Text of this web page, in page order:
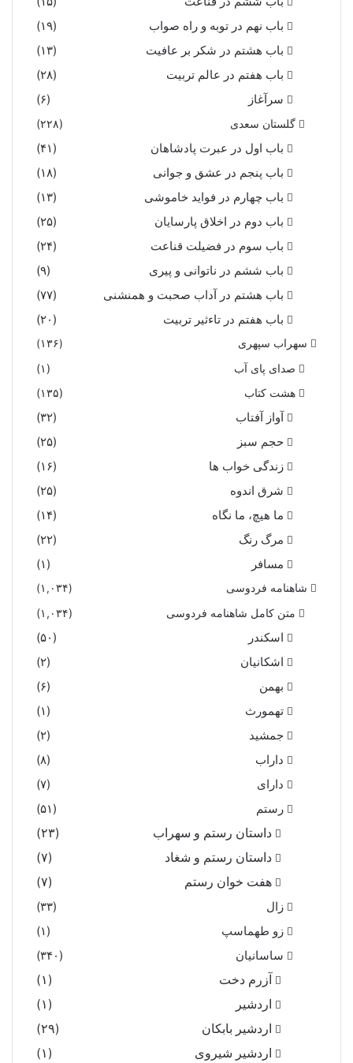
باب نهم در توبه و راه صواب
(۱۹)
باب هشتم در شکر بر عافیت
(۱۳)
باب هفتم در عالم تربیت
(۲۸)
سرآغاز
(۶)
گلستان سعدی (۲۲۸)
باب اول در عبرت پادشاهان
(۴۱)
باب پنجم در عشق و جوانى
(۱۸)
باب چهارم در فواید خاموشى
(۱۳)
باب دوم در اخلاق پارسایان
(۲۵)
باب سوم در فضیلت قناعت
(۲۴)
باب ششم در ناتوانى و پیرى
(۹)
باب هشتم در آداب صحبت و همنشنى
(۷۷)
باب هفتم در تاءثیر تربیت
(۲۰)
سهراب سپهری (۱۳۶)
صدای پای آب
(۱)
هشت کتاب
(۱۳۵)
آواز آفتاب
(۳۲)
حجم سبز
(۲۵)
زندگی خواب ها
(۱۶)
شرق اندوه
(۲۵)
ما هیچ، ما نگاه
(۱۴)
مرگ رنگ
(۲۲)
مسافر
(۱)
شاهنامه فردوسی (۱,۰۳۴)
متن کامل شاهنامه فردوسی (۱,۰۳۴)
اسکندر
(۵۰)
اشکانیان
(۲)
بهمن
(۶)
تهمورث
(۱)
جمشید
(۲)
داراب
(۸)
دارای
(۷)
رستم
(۵۱)
داستان رستم و سهراب
(۲۳)
داستان رستم و شغاد
(۷)
هفت خوان رستم‏
(۷)
زال
(۳۳)
زو طهماسپ‏
(۱)
ساسانیان
(۳۴۰)
آزرم دخت
(۱)
اردشیر
(۱)
اردشیر بابکان
(۲۹)
اردشیر شیروی
(۱)